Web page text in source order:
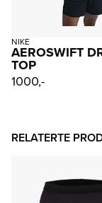
NIKE
AEROSWIFT
TOP
1000,-
RELATERTE